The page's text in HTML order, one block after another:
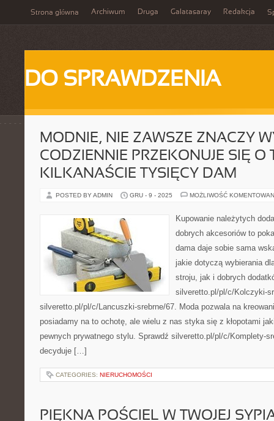
Strona główna Archiwum Druga Galatasaray Redakcja
DO SPRAWDZENIA
MODNIE, NIE ZAWSZE ZNACZY
CODZIENNIE PRZEKONUJE SIĘ O
KILKANAŚCIE TYSIĘCY DAM
POSTED BY ADMIN GRU - 9 - 2025 MOŻLIWOŚĆ
Kupowanie należytych
dobrych akcesoriów to
dama daje sobie sama
jakie dotyczą wybierania
stroju, jak i dobrych
silveretto.pl/pl/c/Kolczyki-
silveretto.pl/pl/c/Lancuszki-srebrne/67. Moda pozwala na
posiadamy na to ochotę, ale wielu z nas styka się z kłopotami
pewnych prywatnego stylu. Sprawdź silveretto.pl/pl/c/Komplety-
decyduje […]
CATEGORIES: NIERUCHOMOŚCI
PIĘKNA POŚCIEL W TWOJEJ